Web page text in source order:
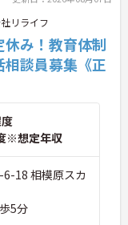
リライフ
休み！教育体制
談員募集《正
※想定年収
18 相模原スカ
5分